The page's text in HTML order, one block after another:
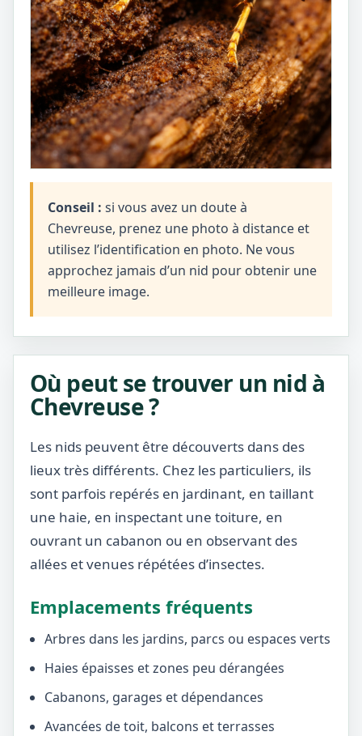
Conseil : si vous avez un doute à
Chevreuse, prenez une photo à distance et
utilisez l’identification en photo. Ne vous
approchez jamais d’un nid pour obtenir une
meilleure image.
Où peut se trouver un nid à
Chevreuse ?
Les nids peuvent être découverts dans des
lieux très différents. Chez les particuliers, ils
sont parfois repérés en jardinant, en taillant
une haie, en inspectant une toiture, en
ouvrant un cabanon ou en observant des
allées et venues répétées d’insectes.
Emplacements fréquents
Arbres dans les jardins, parcs ou espaces verts
Haies épaisses et zones peu dérangées
Cabanons, garages et dépendances
Avancées de toit, balcons et terrasses